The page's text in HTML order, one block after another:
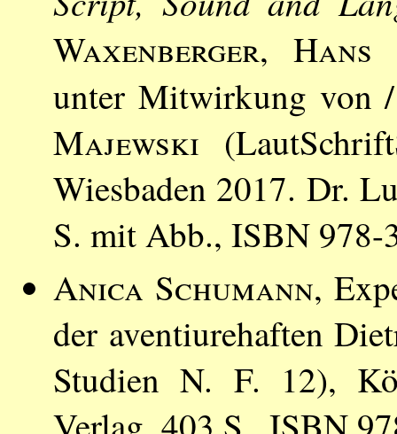
Waxenberger, Hans
unter Mitwirkung von
Majewski
Wiesbaden 2017. Dr.
S. mit Abb., ISBN
Anica Schumann,
der aventiurehaften
Studien N. F. 12),